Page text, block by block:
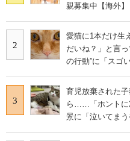
親募集中【海外】
2
愛猫に1本だけ生
だいね？」と言
の行動”に「スゴ
3
育児放棄された子
ら……「ホントに
景に「泣いてまう